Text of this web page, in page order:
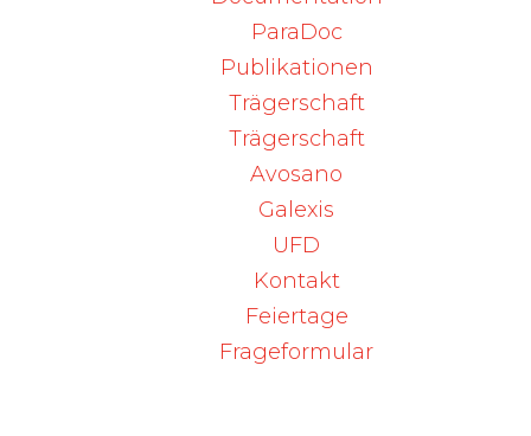
ParaDoc
Publikationen
Trägerschaft
Trägerschaft
Avosano
Galexis
UFD
Kontakt
Feiertage
Frageformular
Bitte beachten Sie die Massnahmen und
Anweisungen für Fachpersonen.
bitte dem Informationsschreiben der Firma.
, DHPC – Arixtra®
(fondaparinuxum natricum)